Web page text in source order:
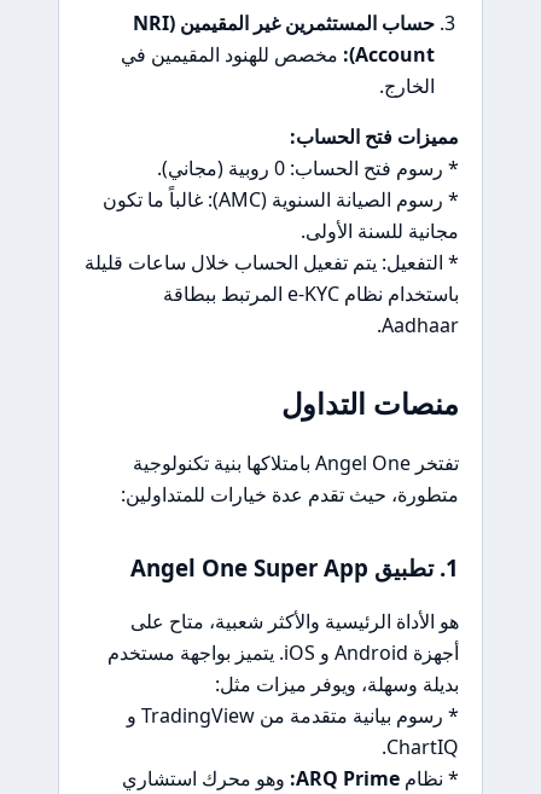
حساب المستثمرين غير المقيمين (NRI
Account):
مخصص للهنود المقيمين في
الخارج.
مميزات فتح الحساب:
* رسوم فتح الحساب: 0 روبية (مجاني).
* رسوم الصيانة السنوية (AMC): غالباً ما تكون
مجانية للسنة الأولى.
* التفعيل: يتم تفعيل الحساب خلال ساعات قليلة
باستخدام نظام e-KYC المرتبط ببطاقة
Aadhaar.
منصات التداول
تفتخر Angel One بامتلاكها بنية تكنولوجية
متطورة، حيث تقدم عدة خيارات للمتداولين:
1. تطبيق Angel One Super App
هو الأداة الرئيسية والأكثر شعبية، متاح على
أجهزة Android و iOS. يتميز بواجهة مستخدم
بديلة وسهلة، ويوفر ميزات مثل:
* رسوم بيانية متقدمة من TradingView و
ChartIQ.
* نظامARQ Prime: وهو محرك استشاري